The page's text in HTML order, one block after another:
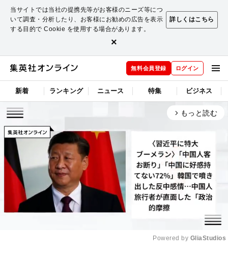
当サイトでは当社の提携先等がお客様のニーズ等につ
いて調査・分析したり、お客様にお勧めの広告を表示
する目的で Cookie を使用する場合があります。
詳しくはこちら
×
無料会員登録 ログイン
新着 ランキング ニュース 特集 ビジネス
arrow_forward_ios もっと読む
Powered by GliaStudios